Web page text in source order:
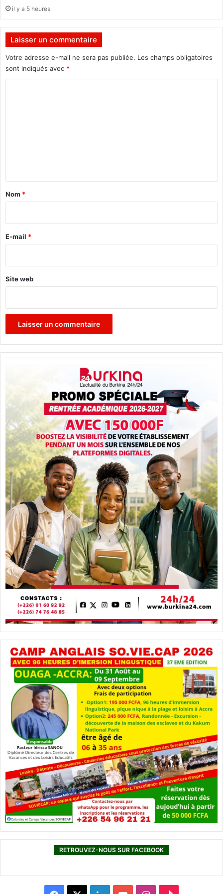
g
»
il y a 5 heures
Laisser un commentaire
Votre adresse e-mail ne sera pas publiée. Les champs obligatoires
sont indiqués avec *
a
e
Nom *
E-mail *
Site web
RETROUVEZ-NOUS SUR FACEBOOK